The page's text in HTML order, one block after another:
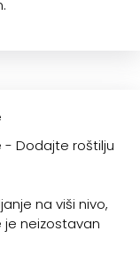
- Dodajte roštilju
na viši nivo,
je neizostavan